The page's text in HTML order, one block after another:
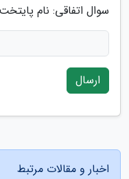
سوال اتفاقی: نام
ارسال
اخبار و مقالات مرتبط